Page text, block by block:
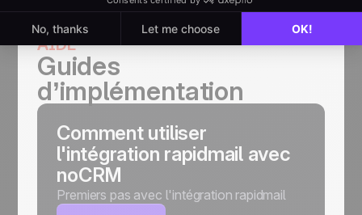
AIDE
Guides
d’implémentation
Comment utiliser
l'intégration rapidmail avec
noCRM
Premiers pas avec l'intégration rapidmail